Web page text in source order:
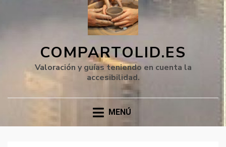
COMPARTOLID.ES
Valoración y guías teniendo en cuenta la
accesibilidad.
MENÚ